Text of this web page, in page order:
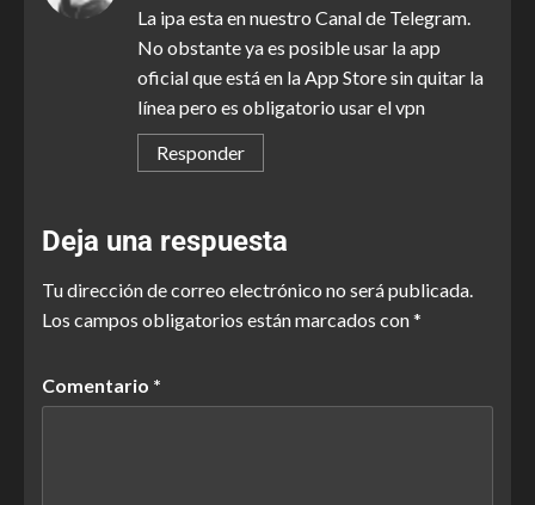
La ipa esta en nuestro Canal de Telegram.
No obstante ya es posible usar la app
oficial que está en la App Store sin quitar la
línea pero es obligatorio usar el vpn
Responder
Deja una respuesta
Tu dirección de correo electrónico no será publicada.
Los campos obligatorios están marcados con*
Comentario *